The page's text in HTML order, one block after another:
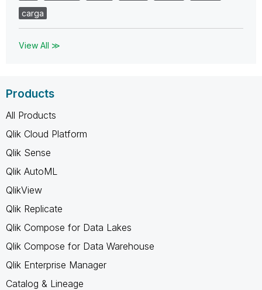
carga
View All ≫
Products
All Products
Qlik Cloud Platform
Qlik Sense
Qlik AutoML
QlikView
Qlik Replicate
Qlik Compose for Data Lakes
Qlik Compose for Data Warehouse
Qlik Enterprise Manager
Catalog & Lineage